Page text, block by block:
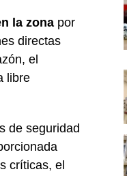
la zona por
directas
el
libre
de seguridad
críticas, el